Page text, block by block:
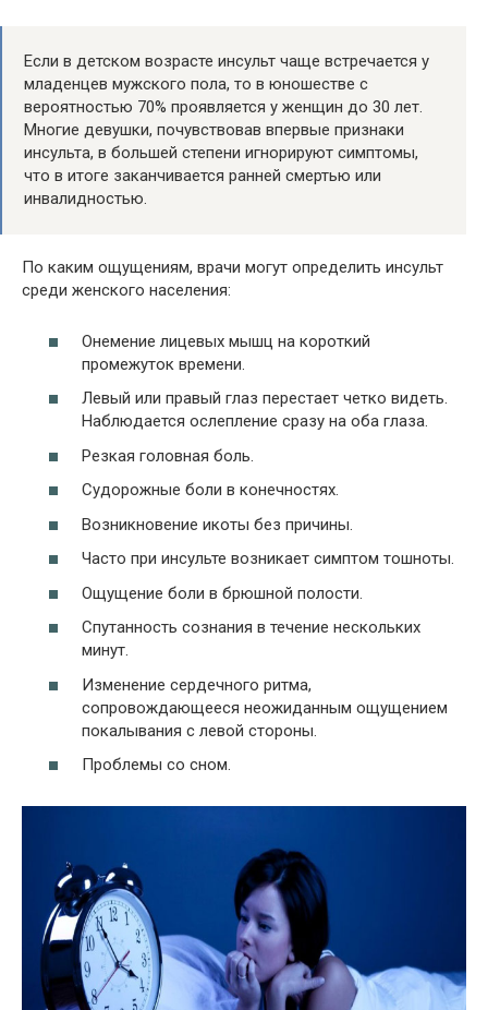
Если в детском возрасте инсульт чаще встречается у
младенцев мужского пола, то в юношестве с
вероятностью 70% проявляется у женщин до 30 лет.
Многие девушки, почувствовав впервые признаки
инсульта, в большей степени игнорируют симптомы,
что в итоге заканчивается ранней смертью или
инвалидностью.
По каким ощущениям, врачи могут определить инсульт
среди женского населения:
Онемение лицевых мышц на короткий
промежуток времени.
Левый или правый глаз перестает четко видеть.
Наблюдается ослепление сразу на оба глаза.
Резкая головная боль.
Судорожные боли в конечностях.
Возникновение икоты без причины.
Часто при инсульте возникает симптом тошноты.
Ощущение боли в брюшной полости.
Спутанность сознания в течение нескольких
минут.
Изменение сердечного ритма,
сопровождающееся неожиданным ощущением
покалывания с левой стороны.
Проблемы со сном.